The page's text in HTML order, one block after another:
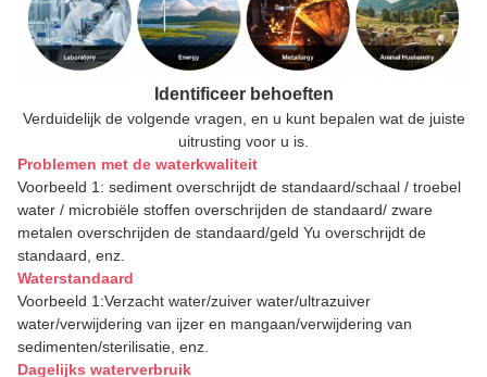
Identificeer behoeften
Verduidelijk de volgende vragen, en u kunt bepalen wat de juiste
uitrusting voor u is.
Problemen met de waterkwaliteit
Voorbeeld 1: sediment overschrijdt de standaard/schaal / troebel
water / microbiële stoffen overschrijden de standaard/ zware
metalen overschrijden de standaard/geld Yu overschrijdt de
standaard, enz.
Waterstandaard
Voorbeeld 1:Verzacht water/zuiver water/ultrazuiver
water/verwijdering van ijzer en mangaan/verwijdering van
sedimenten/sterilisatie, enz.
Dagelijks waterverbruik